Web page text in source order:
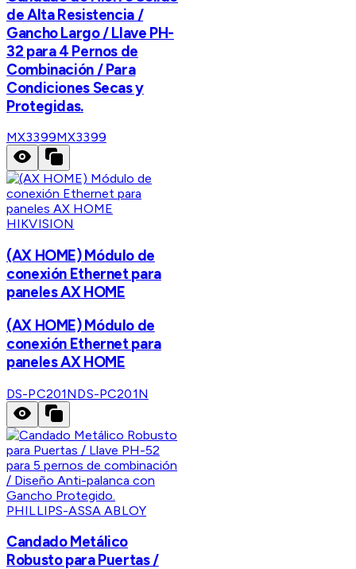
de Alta Resistencia /
Gancho Largo / Llave PH-
32 para 4 Pernos de
Combinación / Para
Condiciones Secas y
Protegidas.
MX3399MX3399
HIKVISION
(AX HOME) Módulo de
conexión Ethernet para
paneles AX HOME
(AX HOME) Módulo de
conexión Ethernet para
paneles AX HOME
DS-PC201NDS-PC201N
PHILLIPS-ASSA ABLOY
Candado Metálico
Robusto para Puertas /